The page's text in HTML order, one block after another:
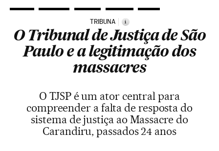
TRIBUNA i
O Tribunal de Justiça de São
Paulo e a legitimação dos
massacres
O TJSP é um ator central para
compreender a falta de resposta do
sistema de justiça ao Massacre do
Carandiru, passados 24 anos